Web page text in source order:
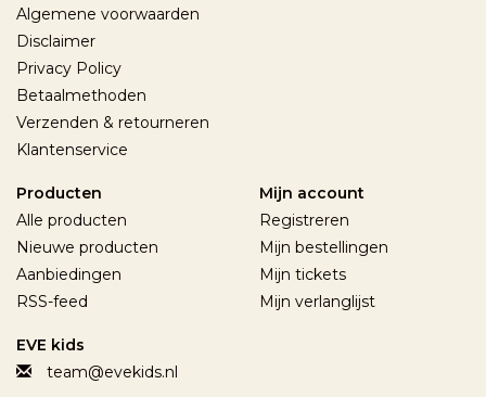
Algemene voorwaarden
Disclaimer
Privacy Policy
Betaalmethoden
Verzenden & retourneren
Klantenservice
Producten
Alle producten
Nieuwe producten
Aanbiedingen
RSS-feed
Mijn account
Registreren
Mijn bestellingen
Mijn tickets
Mijn verlanglijst
EVE kids
team@evekids.nl